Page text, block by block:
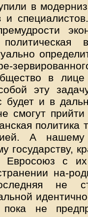
в
и
в лице
эту
будет и в
смогут
политика
А
государству,
с их
на-
не
пока не